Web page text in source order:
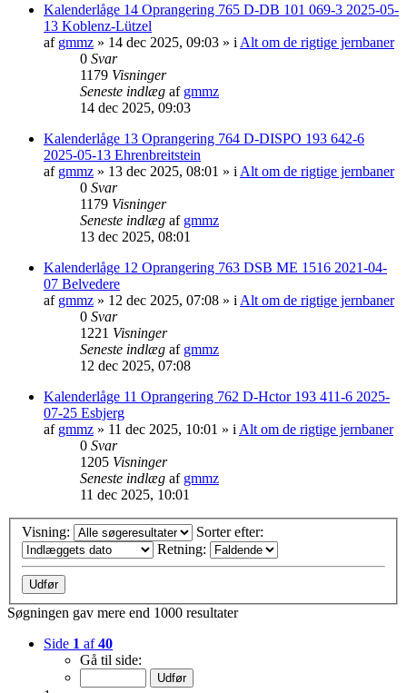
Kalenderlåge 14 Oprangering 765 D-DB 101 069-3 2025-05-
13 Koblenz-Lützel
af gmmz » 14 dec 2025, 09:03 » i Alt om de rigtige jernbaner
0 Svar
1179 Visninger
Seneste indlæg af gmmz
14 dec 2025, 09:03
Kalenderlåge 13 Oprangering 764 D-DISPO 193 642-6
2025-05-13 Ehrenbreitstein
af gmmz » 13 dec 2025, 08:01 » i Alt om de rigtige jernbaner
0 Svar
1179 Visninger
Seneste indlæg af gmmz
13 dec 2025, 08:01
Kalenderlåge 12 Oprangering 763 DSB ME 1516 2021-04-
07 Belvedere
af gmmz » 12 dec 2025, 07:08 » i Alt om de rigtige jernbaner
0 Svar
1221 Visninger
Seneste indlæg af gmmz
12 dec 2025, 07:08
Kalenderlåge 11 Oprangering 762 D-Hctor 193 411-6 2025-
07-25 Esbjerg
af gmmz » 11 dec 2025, 10:01 » i Alt om de rigtige jernbaner
0 Svar
1205 Visninger
Seneste indlæg af gmmz
11 dec 2025, 10:01
Visning:
Sorter efter:
Retning:
Søgningen gav mere end 1000 resultater
Side 1 af40
Gå til side: